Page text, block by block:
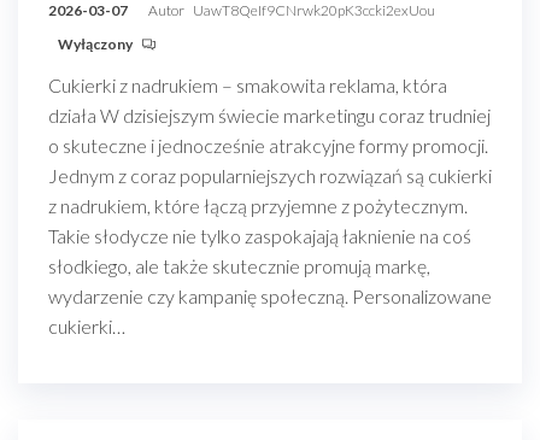
2026-03-07 Autor UawT8QeIf9CNrwk20pK3ccki2exUou
Wyłączony
Cukierki z nadrukiem – smakowita reklama, która
działa W dzisiejszym świecie marketingu coraz trudniej
o skuteczne i jednocześnie atrakcyjne formy promocji.
Jednym z coraz popularniejszych rozwiązań są cukierki
z nadrukiem, które łączą przyjemne z pożytecznym.
Takie słodycze nie tylko zaspokajają łaknienie na coś
słodkiego, ale także skutecznie promują markę,
wydarzenie czy kampanię społeczną. Personalizowane
cukierki…